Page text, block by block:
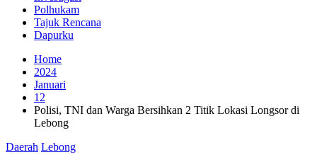
Polhukam
Tajuk Rencana
Dapurku
Home
2024
Januari
12
Polisi, TNI dan Warga Bersihkan 2 Titik Lokasi Longsor di
Lebong
Daerah Lebong